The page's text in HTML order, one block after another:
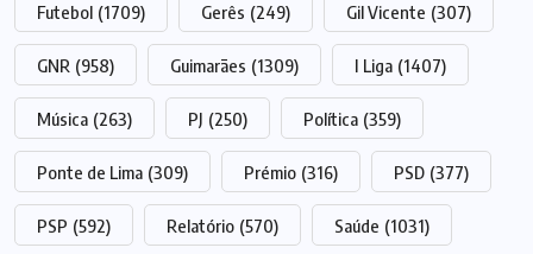
Futebol (1709) Gerês (249) Gil Vicente (307)
GNR (958) Guimarães (1309) I Liga (1407)
Música (263) PJ (250) Política (359)
Ponte de Lima (309) Prémio (316) PSD (377)
PSP (592) Relatório (570) Saúde (1031)